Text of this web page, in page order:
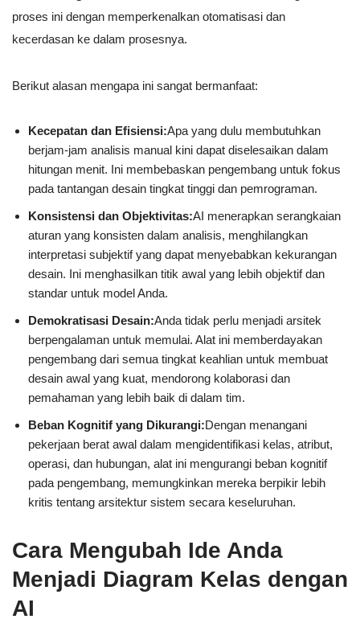
proses ini dengan memperkenalkan otomatisasi dan
kecerdasan ke dalam prosesnya.
Berikut alasan mengapa ini sangat bermanfaat:
Kecepatan dan Efisiensi:Apa yang dulu membutuhkan
berjam-jam analisis manual kini dapat diselesaikan dalam
hitungan menit. Ini membebaskan pengembang untuk fokus
pada tantangan desain tingkat tinggi dan pemrograman.
Konsistensi dan Objektivitas:AI menerapkan serangkaian
aturan yang konsisten dalam analisis, menghilangkan
interpretasi subjektif yang dapat menyebabkan kekurangan
desain. Ini menghasilkan titik awal yang lebih objektif dan
standar untuk model Anda.
Demokratisasi Desain:Anda tidak perlu menjadi arsitek
berpengalaman untuk memulai. Alat ini memberdayakan
pengembang dari semua tingkat keahlian untuk membuat
desain awal yang kuat, mendorong kolaborasi dan
pemahaman yang lebih baik di dalam tim.
Beban Kognitif yang Dikurangi:Dengan menangani
pekerjaan berat awal dalam mengidentifikasi kelas, atribut,
operasi, dan hubungan, alat ini mengurangi beban kognitif
pada pengembang, memungkinkan mereka berpikir lebih
kritis tentang arsitektur sistem secara keseluruhan.
Cara Mengubah Ide Anda
Menjadi Diagram Kelas dengan
AI